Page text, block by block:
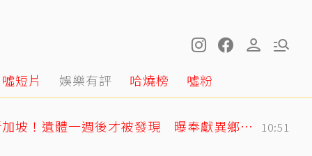
噓短片 娛樂有評 哈燒榜 噓粉
黃明志二舅孤身死在新加坡！遺體一週後才被發現 曝奉獻異鄉40年人生 10:51